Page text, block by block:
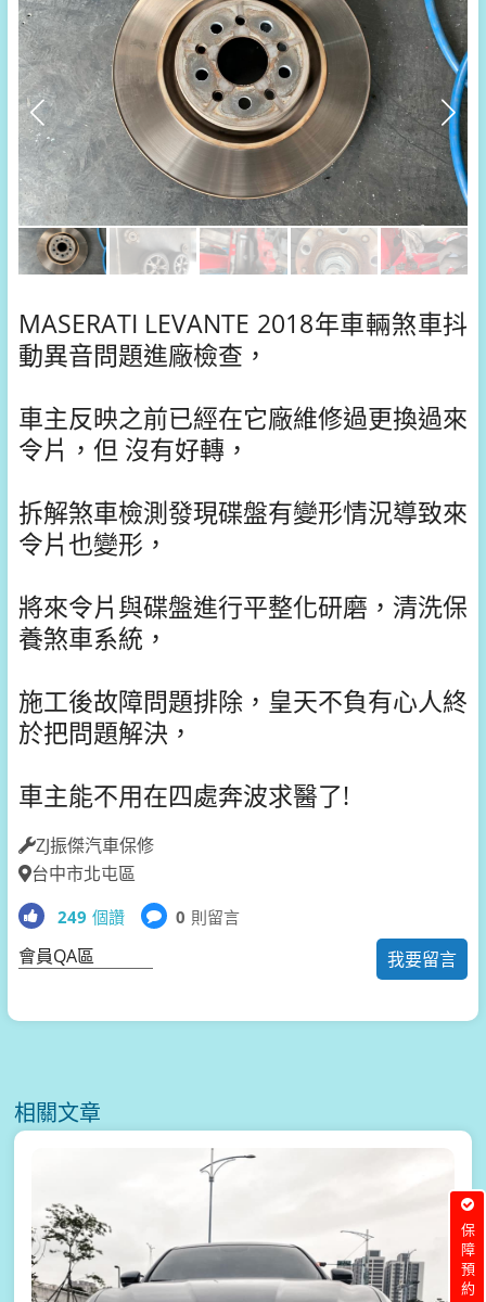
MASERATI LEVANTE 2018年車輛煞車抖
動異音問題進廠檢查，
車主反映之前已經在它廠維修過更換過來
令片，但 沒有好轉，
拆解煞車檢測發現碟盤有變形情況導致來
令片也變形，
將來令片與碟盤進行平整化研磨，清洗保
養煞車系統，
施工後故障問題排除，皇天不負有心人終
於把問題解決，
車主能不用在四處奔波求醫了!
ZJ振傑汽車保修
台中市北屯區
249 個讚 0 則留言
我要留言
會員QA區
相關文章
保障預約